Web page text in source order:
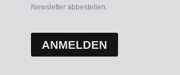
Newsletter abbestellen.
ANMELDEN